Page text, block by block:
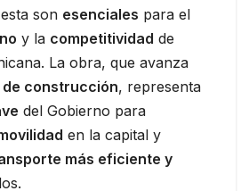
son esenciales para el
y la competitividad de
La obra, que avanza
construcción, representa
del Gobierno para
en la capital y
más eficiente y